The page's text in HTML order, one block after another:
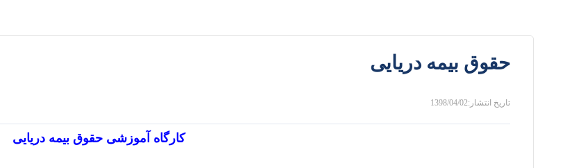
حقوق بیمه دریایی
تاریخ انتشار:1398/04/02
کارگاه آموزشی حقوق بیمه دریایی